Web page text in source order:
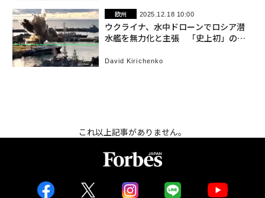
欧州 2025.12.18 10:00
ウクライナ、水中ドローンでロシア潜
水艦を無力化と主張 「史上初」の戦
David Kirichenko
これ以上記事がありません。